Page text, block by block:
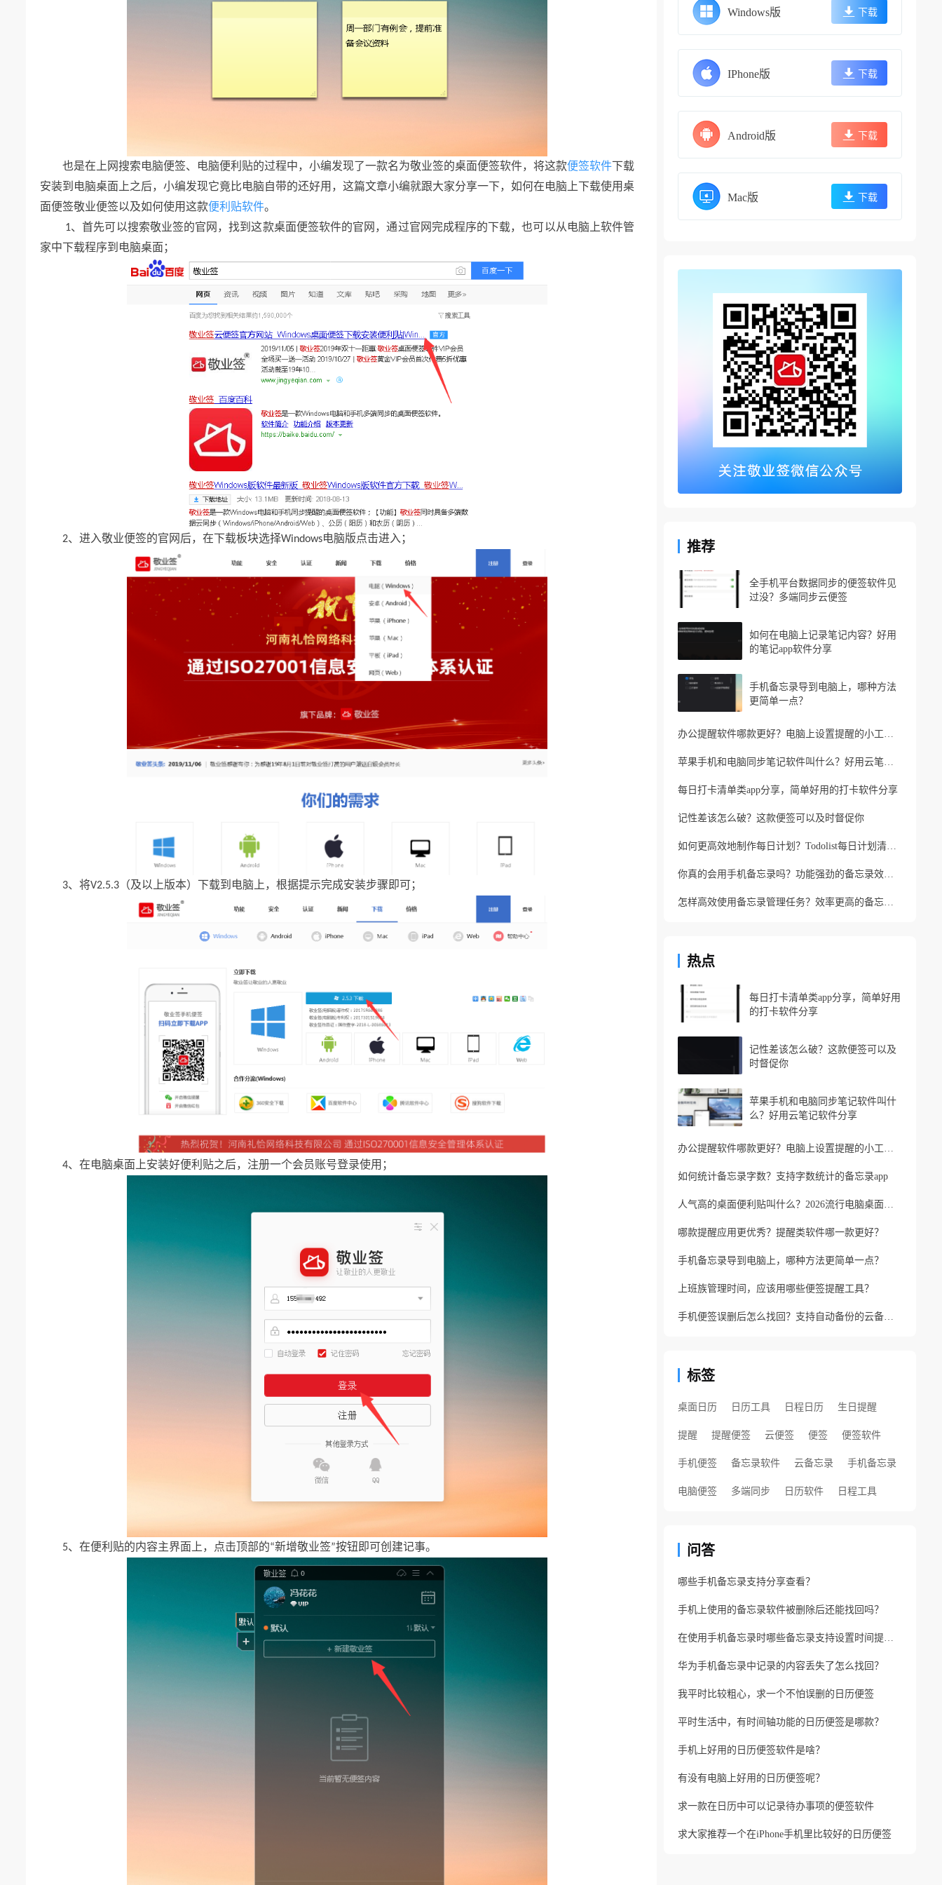
也是在上网搜索电脑便签、 电脑便利贴的过程中， 小编发现了一款名为敬业签的桌面便签软件， 将这款便签软件下载
安装到电脑桌面上之后， 小编发现它竟比电脑自带的还好用 ， 这篇文章小编就跟大家分享一下， 如何在电脑上下载使用桌
面便签敬业便签以及如何使用这款便利贴软件。
1、首先可以搜索敬业签的官网 ，找到这款桌面便签软件的官网 ，通过官网完成程序的下载，也可以从电脑上软件管
家中下载程序到电脑桌面 ；
2、 进入敬业便签的官网后， 在下载板块选择Windows电脑版点击进入 ；
3、 将V2.5.3（ 及以上版本） 下载到电脑上 ， 根据提示完成安装步骤即可；
4、 在电脑桌面上安装好便利贴之后， 注册一个会员账号登录使用 ；
5、 在便利贴的内容主界面上 ， 点击顶部的“新增敬业签”按钮即可创建记事。
Windows版 下载
IPhone版 下载
Android版 下载
Mac版 下载
推荐
全手机平台数据同步的便签软件见
过没？多端同步云便签
如何在电脑上记录笔记内容？好用
的笔记app软件分享
手机备忘录导到电脑上，哪种方法
更简单一点？
办公提醒软件哪款更好？电脑上设置提醒的小工具推荐
苹果手机和电脑同步笔记软件叫什么？好用云笔记软件分享
每日打卡清单类app分享，简单好用的打卡软件分享
记性差该怎么破？这款便签可以及时督促你
如何更高效地制作每日计划？Todolist每日计划清单制作方法
你真的会用手机备忘录吗？功能强劲的备忘录效率工具
怎样高效使用备忘录管理任务？效率更高的备忘录app
热点
每日打卡清单类app分享，简单好用
的打卡软件分享
记性差该怎么破？这款便签可以及
时督促你
苹果手机和电脑同步笔记软件叫什
么？好用云笔记软件分享
办公提醒软件哪款更好？电脑上设置提醒的小工具推荐
如何统计备忘录字数？支持字数统计的备忘录app
人气高的桌面便利贴叫什么？2026流行电脑桌面便利贴
哪款提醒应用更优秀？提醒类软件哪一款更好？
手机备忘录导到电脑上，哪种方法更简单一点？
上班族管理时间，应该用哪些便签提醒工具？
手机便签误删后怎么找回？支持自动备份的云备忘录软件
标签
桌面日历 日历工具 日程日历 生日提醒
提醒 提醒便签 云便签 便签 便签软件
手机便签 备忘录软件 云备忘录 手机备忘录
电脑便签 多端同步 日历软件 日程工具
问答
哪些手机备忘录支持分享查看？
手机上使用的备忘录软件被删除后还能找回吗？
在使用手机备忘录时哪些备忘录支持设置时间提醒？
华为手机备忘录中记录的内容丢失了怎么找回？
我平时比较粗心，求一个不怕误删的日历便签
平时生活中，有时间轴功能的日历便签是哪款？
手机上好用的日历便签软件是啥？
有没有电脑上好用的日历便签呢？
求一款在日历中可以记录待办事项的便签软件
求大家推荐一个在iPhone手机里比较好的日历便签